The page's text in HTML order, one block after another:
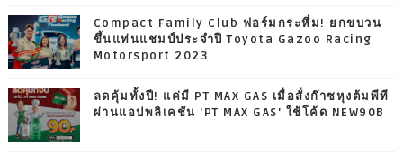
Compact Family Club ฟอร์มกระหึ่ม! ยกขบวน
ขึ้นแท่นแชมป์ประจำปี Toyota Gazoo Racing
Motorsport 2023
ลดคุ้มทั้งปี! แค่มี PT MAX GAS เมื่อสั่งก๊าซหุงต้มพีที
ผ่านแอปพลิเคชัน 'PT MAX GAS' ใช้โค้ด NEW90B